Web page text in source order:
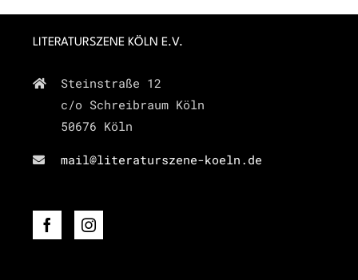
LITERATURSZENE KÖLN E.V.
Steinstraße 12
c/o Schreibraum Köln
50676 Köln
mail@literaturszene-koeln.de